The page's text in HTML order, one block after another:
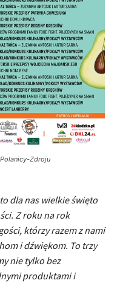
Zdroju
dla nas wielkie święto
Z roku na rok
którzy razem z nami
i dźwiękom. To trzy
nie tylko bez
produktami i